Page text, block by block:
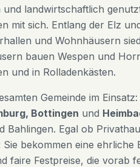
landwirtschaftlich
mit sich. Entlang der Elz
und Wohnhäusern
bauen Wespen und
und in Rolladenkästen.
Gemeinde im
Bottingen und
Bahlingen. Egal ob
Sie bekommen eine
faire Festpreise, die vorab